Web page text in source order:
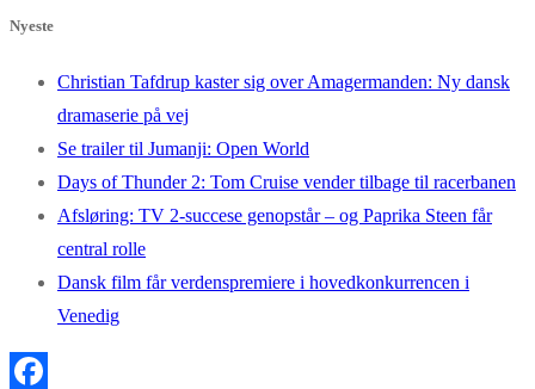
Nyeste
Christian Tafdrup kaster sig over Amagermanden: Ny dansk
dramaserie på vej
Se trailer til Jumanji: Open World
Days of Thunder 2: Tom Cruise vender tilbage til racerbanen
Afsløring: TV 2-succese genopstår – og Paprika Steen får
central rolle
Dansk film får verdenspremiere i hovedkonkurrencen i
Venedig